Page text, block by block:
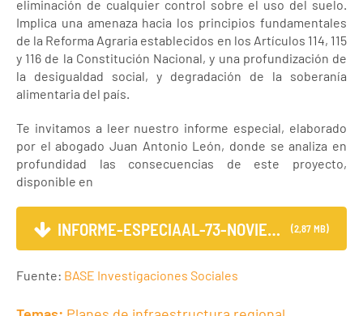
eliminación de cualquier control sobre el uso del suelo.
Implica una amenaza hacia los principios fundamentales
de la Reforma Agraria establecidos en los Artículos 114, 115
y 116 de la Constitución Nacional, y una profundización de
la desigualdad social, y degradación de la soberanía
alimentaria del país.
Te invitamos a leer nuestro informe especial, elaborado
por el abogado Juan Antonio León, donde se analiza en
profundidad las consecuencias de este proyecto,
disponible en
INFORME-ESPECIAAL-73-NOVIEMBRE (2,87 MB)
Fuente: BASE Investigaciones Sociales